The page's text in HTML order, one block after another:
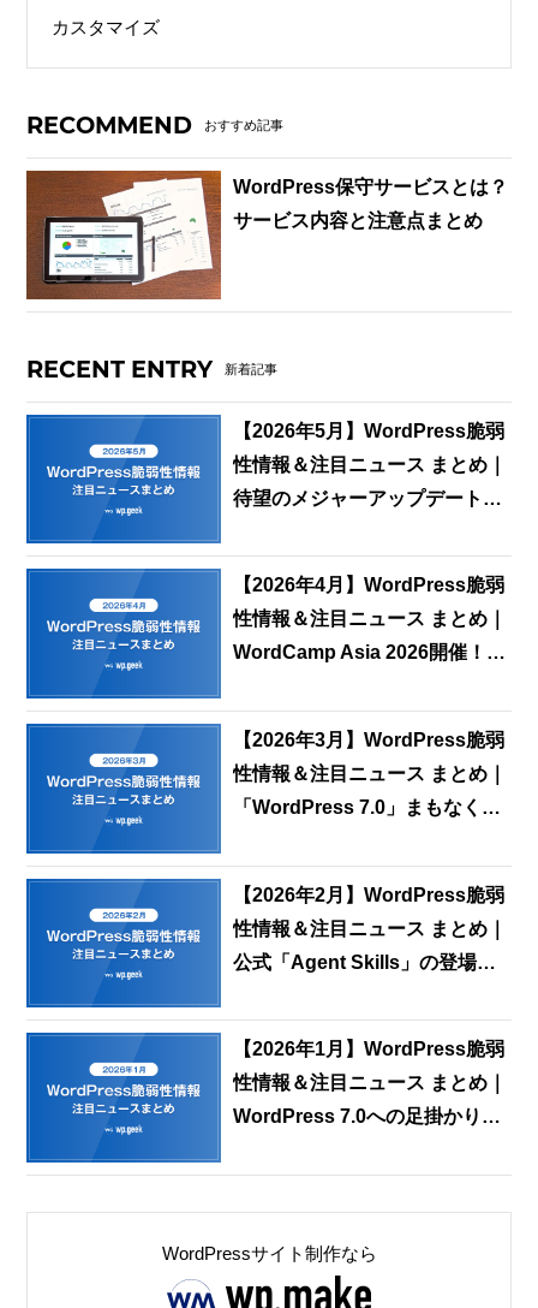
カスタマイズ
RECOMMEND おすすめ記事
WordPress保守サービスとは？
サービス内容と注意点まとめ
RECENT ENTRY 新着記事
【2026年5月】WordPress脆弱
性情報＆注目ニュース まとめ｜
待望のメジャーアップデート
【2026年4月】WordPress脆弱
性情報＆注目ニュース まとめ｜
WordCamp Asia 2026開催！マ
【2026年3月】WordPress脆弱
性情報＆注目ニュース まとめ｜
「WordPress 7.0」まもなくリ
【2026年2月】WordPress脆弱
性情報＆注目ニュース まとめ｜
公式「Agent Skills」の登場！
【2026年1月】WordPress脆弱
性情報＆注目ニュース まとめ｜
WordPress 7.0への足掛かり。
WordPressサイト制作なら